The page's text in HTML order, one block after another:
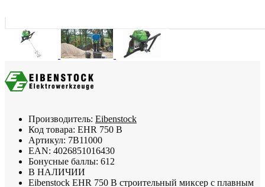
Производитель: Eibenstock
Код товара: EHR 750 B
Артикул: 7B11000
EAN: 4026851016430
Бонусные баллы: 612
В НАЛИЧИИ
Eibenstock EHR 750 B строительный миксер с плавным